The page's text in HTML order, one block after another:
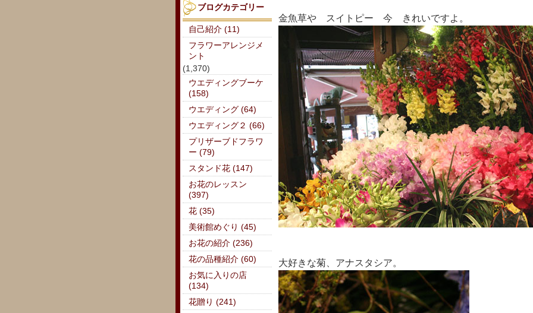
金魚草や スイトピー 今 きれいですよ。
大好きな菊、アナスタシア。
ブログカテゴリー
自己紹介 (11)
フラワーアレンジメ
ント
(1,370)
ウエディングブーケ
(158)
ウエディング (64)
ウエディング２ (66)
プリザーブドフラワ
ー (79)
スタンド花 (147)
お花のレッスン
(397)
花 (35)
美術館めぐり (45)
お花の紹介 (236)
花の品種紹介 (60)
お気に入りの店
(134)
花贈り (241)